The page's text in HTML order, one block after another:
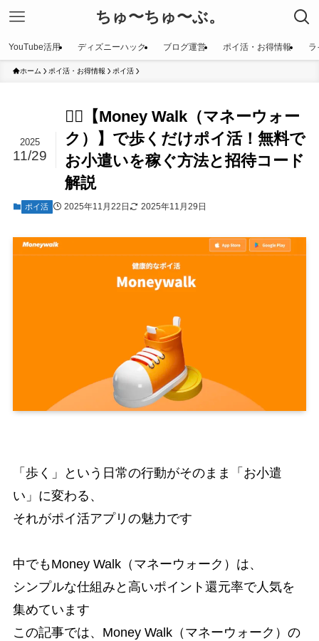
ちゅ〜ちゅ〜ぶ。
YouTube活用 ディズニーハック ブログ運営 ポイ活・お得情報
ホーム ポイ活・お得情報 ポイ活
🚶‍♂️【Money Walk（マネーウォー
ク）】で歩くだけポイ活！無料で
お小遣いを稼ぐ方法と招待コード
解説
2025
11/29
ポイ活 2025年11月22日 2025年11月29日
「歩く」という日常の行動がそのまま「お小遣
い」に変わる、
それがポイ活アプリの魅力です
中でもMoney Walk（マネーウォーク）は、
シンプルな仕組みと高いポイント還元率で人気を
集めています
この記事では、Money Walk（マネーウォーク）の